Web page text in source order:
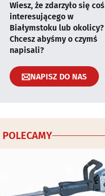
Wiesz, że zdarzyło się coś
interesującego w
Białymstoku lub okolicy?
Chcesz abyśmy o czymś
napisali?
NAPISZ DO NAS
POLECAMY